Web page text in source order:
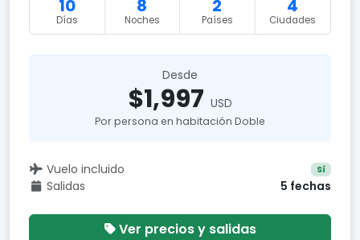
10
Días
8
Noches
2
Países
4
Ciudades
Desde
$1,997 USD
Por persona en habitación Doble
Vuelo incluido Sí
Salidas 5 fechas
Ver precios y salidas